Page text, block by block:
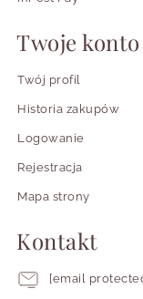
Twoje konto
Twój profil
Historia zakupów
Logowanie
Rejestracja
Mapa strony
Kontakt
[email